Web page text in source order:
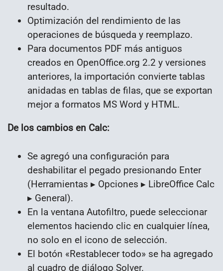
resultado.
Optimización del rendimiento de las
operaciones de búsqueda y reemplazo.
Para documentos PDF más antiguos
creados en OpenOffice.org 2.2 y versiones
anteriores, la importación convierte tablas
anidadas en tablas de filas, que se exportan
mejor a formatos MS Word y HTML.
De los cambios en Calc:
Se agregó una configuración para
deshabilitar el pegado presionando Enter
(Herramientas ▸ Opciones ▸ LibreOffice Calc
▸ General).
En la ventana Autofiltro, puede seleccionar
elementos haciendo clic en cualquier línea,
no solo en el icono de selección.
El botón «Restablecer todo» se ha agregado
al cuadro de diálogo Solver.